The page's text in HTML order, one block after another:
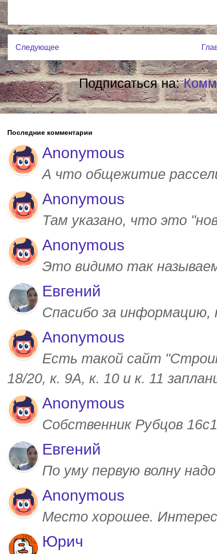
Следующее
Подписаться на:
Последние комментарии
Anonymous
А что общежитие
Anonymous
Там указано, что это
Anonymous
Это видимо так
Евгений
Спасибо за
Anonymous
Есть такой сайт
18/20, к. 9А, к. 10 и к. 11
Anonymous
Собственник Рубцов
Евгений
По уму первую волну
Anonymous
Место хорошее.
Юрич